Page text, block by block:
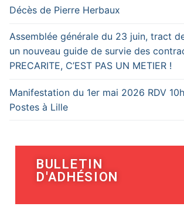
Décès de Pierre Herbaux
Assemblée générale du 23 juin, tract
un nouveau guide de survie des
PRECARITE, C’EST PAS UN METIER !
Manifestation du 1er mai 2026 RDV
Postes à Lille
BULLETIN
D'ADHÉSION